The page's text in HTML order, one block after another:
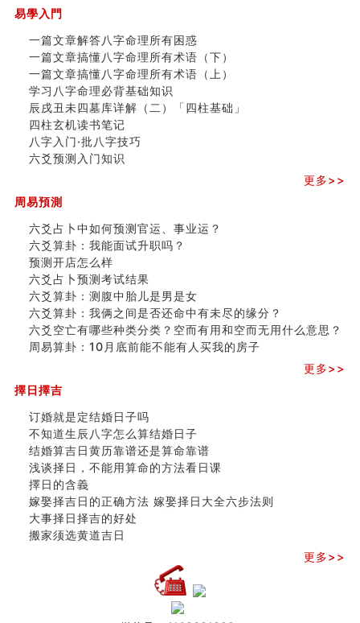
易學入門
一篇文章解答八字命理所有困惑
一篇文章搞懂八字命理所有术语（下）
一篇文章搞懂八字命理所有术语（上）
学习八字命理必背基础知识
辰戌丑未四墓库详解（二）「四柱基础」
四柱玄机读书笔记
八字入门·批八字技巧
六爻预测入门知识
更多>>
周易預測
六爻占卜中如何预测官运、事业运？
六爻算卦：我能面试升职吗？
预测开店怎么样
六爻占卜预测考试结果
六爻算卦：测腹中胎儿是男是女
六爻算卦：我俩之间是否还命中有未尽的缘分？
六爻空亡有哪些种类分类？空而有用和空而无用什么意思？
周易算卦：10月底前能不能有人买我的房子
更多>>
擇日擇吉
订婚就是定结婚日子吗
不知道生辰八字怎么算结婚日子
结婚算吉日黄历靠谱还是算命靠谱
浅谈择日，不能用算命的方法看日课
擇日的含義
嫁娶择吉日的正确方法 嫁娶择日大全六步法则
大事择日择吉的好处
搬家须选黄道吉日
更多>>